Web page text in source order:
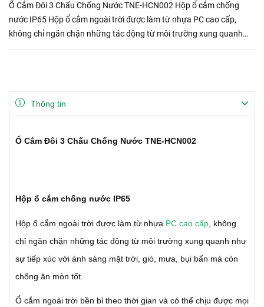
Ổ Cắm Đôi 3 Chấu Chống Nước TNE-HCN002 Hộp ổ cắm chống
nước IP65 Hộp ổ cắm ngoài trời được làm từ nhựa PC cao cấp,
không chỉ ngăn chặn những tác động từ môi trường xung quanh
Thông tin
Ổ Cắm Đôi 3 Chấu Chống Nước TNE-HCN002
Hộp ổ cắm chống nước IP65
Hộp ổ cắm ngoài trời được làm từ nhựa PC cao cấp , không
chỉ ngăn chặn những tác động từ môi trường xung quanh như
sự tiếp xúc với ánh sáng mặt trời, gió, mưa, bụi bẩn mà còn
chống ăn mòn tốt.
Ổ cắm ngoài trời bền bỉ theo thời gian và có thể chịu được mọi